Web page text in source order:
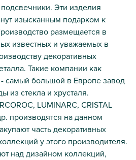
Эти изделия
изысканным подарком к
размещается в
известных и уважаемых в
декоративных
Такие компании как
- самый большой в Европе завод
из стекла и хрусталя.
LUMINARC, CRISTAL
производятся на данном
часть декоративных
у этого производителя.
над дизайном коллекций,